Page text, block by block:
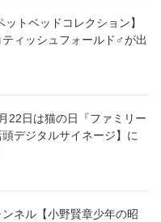
トベッドコレクション】
ィッシュフォールド♂が出
22日は猫の日『ファミリー
デジタルサイネージ】に
ネル【小野賢章少年の昭